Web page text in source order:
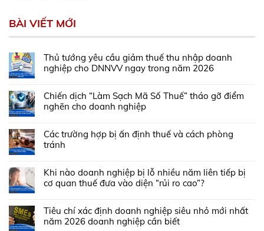
BÀI VIẾT MỚI
Thủ tướng yêu cầu giảm thuế thu nhập doanh
nghiệp cho DNNVV ngay trong năm 2026
Chiến dịch “Làm Sạch Mã Số Thuế” tháo gỡ điểm
nghẽn cho doanh nghiệp
Các trường hợp bị ấn định thuế và cách phòng
tránh
Khi nào doanh nghiệp bị lỗ nhiều năm liên tiếp bị
cơ quan thuế đưa vào diện “rủi ro cao”?
Tiêu chí xác định doanh nghiệp siêu nhỏ mới nhất
năm 2026 doanh nghiệp cần biết